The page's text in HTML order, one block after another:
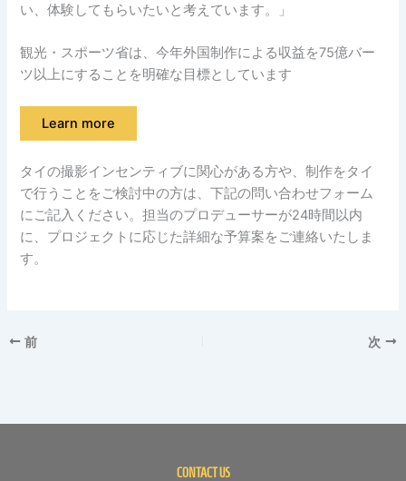
い、体験してもらいたいと考えています。」
観光・スポーツ省は、今年外国制作による収益を75億バー
ツ以上にすることを明確な目標としています
Learn more
タイの撮影インセンティブに関心がある方や、制作をタイ
で行うことをご検討中の方は、下記の問い合わせフォーム
にご記入ください。担当のプロデューサーが24時間以内
に、プロジェクトに応じた詳細な予算案をご連絡いたしま
す。
前 次
CONTACT US